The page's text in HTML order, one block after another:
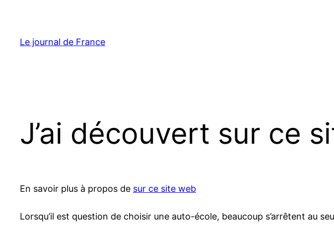
contenu
Le journal de France
J’ai découvert sur ce
En savoir plus à propos de sur ce site web
Lorsqu’il est question de choisir une auto-école, beaucoup s’arrêtent au